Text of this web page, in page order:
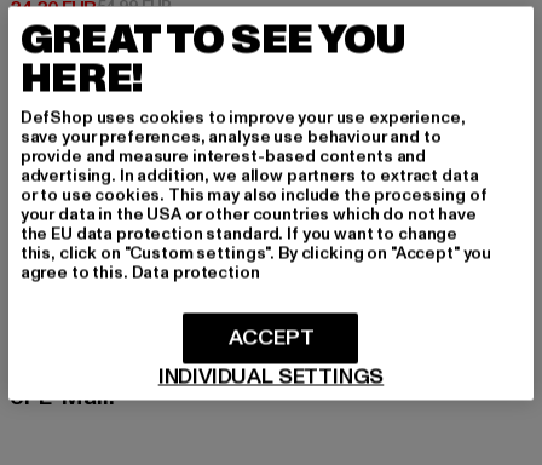
24,20 EUR
Derzeitiger Preis: 24,20 EUR
54,99 EURAktionspreis: 54,99 EUR
MELDE DICH AN, UM
INSPIRIERT ZU BLEI
BEN!
Melde dich hier für unseren Newsletter an und
erhalte künftig Informationen über aktuelle Tre
nds, Angebote und Gutscheine von DefShop p
er E-Mail!
GREAT TO SEE YOU
HERE!
DefShop uses cookies to improve your use experience,
save your preferences, analyse use behaviour and to
provide and measure interest-based contents and
advertising. In addition, we allow partners to extract data
or to use cookies. This may also include the processing of
your data in the USA or other countries which do not have
the EU data protection standard. If you want to change
this, click on "Custom settings". By clicking on "Accept" you
agree to this. Data protection
INDIVIDUAL SETTINGS
ACCEPT